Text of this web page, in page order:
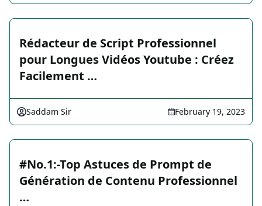
Rédacteur de Script Professionnel
pour Longues Vidéos Youtube : Créez
Facilement …
Saddam Sir February 19, 2023
️️#No.1:-Top Astuces de Prompt de
Génération de Contenu Professionnel
…